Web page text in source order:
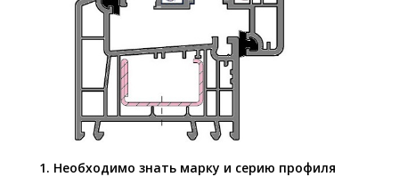
1. Необходимо знать марку и серию профиля